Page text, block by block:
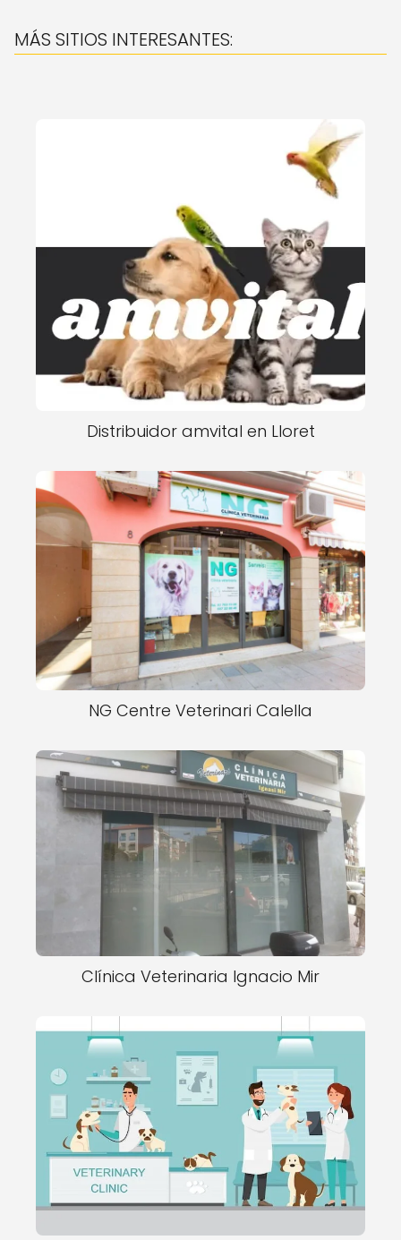
MÁS SITIOS INTERESANTES:
Distribuidor amvital en Lloret
NG Centre Veterinari Calella
Clínica Veterinaria Ignacio Mir